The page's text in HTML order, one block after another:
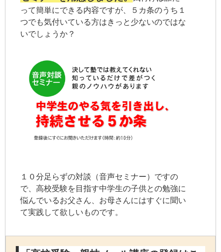
って簡単にできる内容ですが、５カ条のうち１
つでも気付いている方はきっと少ないのではな
いでしょうか？
１０分足らずの対談（音声セミナー）ですの
で、高校受験を目指す中学生の子供との勉強に
悩んでいるお父さん、お母さんにはすぐに聞い
て実践して欲しいものです。